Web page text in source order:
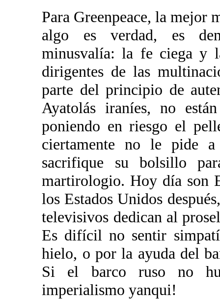
Para Greenpeace, la mejor
algo es verdad, es
minusvalía: la fe ciega y
dirigentes de las
parte del principio de
Ayatolás iraníes, no
poniendo en riesgo el
ciertamente no le pide
sacrifique su bolsillo
martirologio. Hoy día son
los Estados Unidos
televisivos dedican al
Es difícil no sentir
hielo, o por la ayuda del
Si el barco ruso no
imperialismo yanqui!